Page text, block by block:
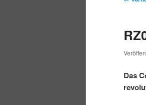
p
i
s
k
t
a
s
n
Das